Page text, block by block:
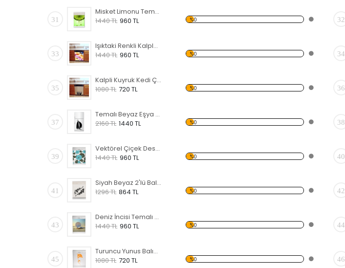
31
Misket Limonu Temalı Beyaz Eşya Sticker
1440 TL 960 TL %0 32
33
Işıktaki Renkli Kalpler Temalı Beyaz Eşya Sticker
1440 TL 960 TL %0 34
35
Kalpli Kuyruk Kedi Çift Temalı Beyaz Eşya Sticker
1080 TL 720 TL %0 36
37
Temalı Beyaz Eşya Sticker
2160 TL 1440 TL %0 38
39
Vektörel Çiçek Desenli Temalı Beyaz Eşya Sticker
1440 TL 960 TL %0 40
41
Siyah Beyaz 2'lü Balık Temalı Beyaz Eşya Sticker
1296 TL 864 TL %0 42
43
Deniz İncisi Temalı Beyaz Eşya Sticker
1440 TL 960 TL %0 44
45
Turuncu Yunus Balığı Temalı Beyaz Eşya Sticker
1080 TL 720 TL %0 46